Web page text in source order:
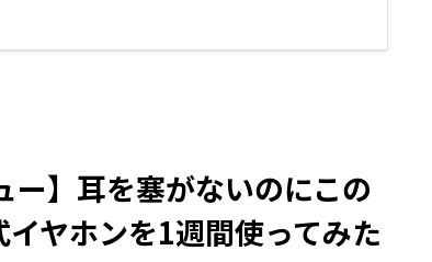
ー】耳を塞がないのにこの
ヤホンを1週間使ってみた